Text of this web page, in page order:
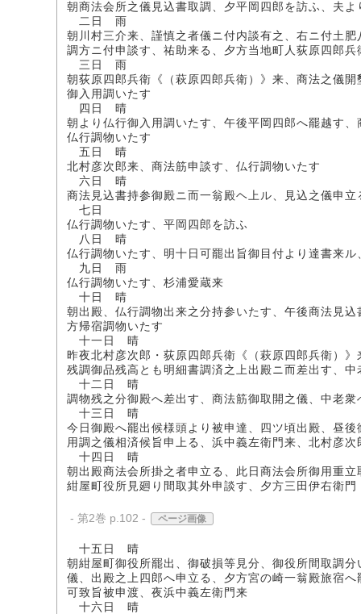
朝商法会所之儀見込書取調、夕平岡四郎を訪ふ、夫
二日 雨
朝川村三介来、謹慎之者儀ニ付内談有之、右ニ付土
調方ニ付申談す、祐助来る、夕方当地町人荻原四郎
三日 雨
朝荻原四郎兵衛《（萩原四郎兵衛）》来、商法之儀
御入用調いたす
四日 晴
朝より仏行御入用調いたす、午後平岡四郎へ罷越す
仏行調物いたす
五日 晴
北村彦次郎来、商法筋申談す、仏行調物いたす
六日 晴
商法見込書持参御殿ニ而一翁殿ヘ上ル、見込之儀申
七日
仏行調物いたす、平岡四郎を訪ふ
八日 晴
仏行調物いたす、明十日可罷出旨御目付より達書来
九日 雨
仏行調物いたす、杉浦愛蔵来
十日 晴
朝出殿、仏行調物出来之分持参いたす、午後商法見
方帰宿調物いたす
十一日 晴
昨夜北村彦次郎・荻原四郎兵衛《（萩原四郎兵衛）
残調御品残高とも明細書調済之上出殿ニ而差出す、
十二日 晴
調物残之分御殿へ差出す、商法筋御取開之儀、中老
十三日 晴
今日御殿へ罷出候様頭より被申達、四ツ頃出殿、昼
用調之儀相済候旨申上る、浜中義左衛門来、北村彦次
十四日 晴
朝出殿商法会所掛之者申立る、此日商法会所御用重
紺屋町役所見廻り間取其外申談す、夕方三田伊右衛
- 第2巻 p.102 - ページ画像
十五日 晴
朝紺屋町御役所罷出、御破損等見分、御役所間取調
儀、出殿之上四郎へ申立る、夕方宮の崎一翁殿旅宿
可致旨被申渡、夜浜中義左衛門来
十六日 晴